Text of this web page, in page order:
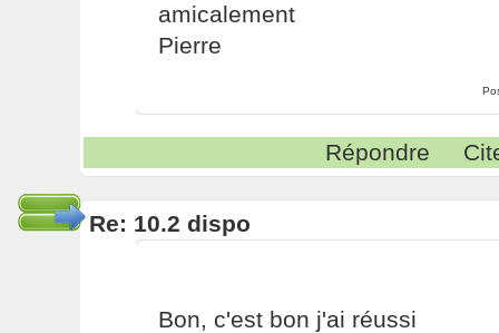
amicalement
Pierre
Répondre
Re: 10.2 dispo
Bon, c'est bon j'ai réussi